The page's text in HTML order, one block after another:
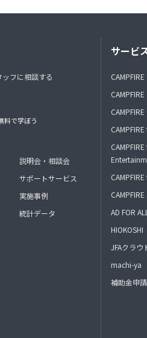
ッフに相談する
料で学ぼう
説明会・相談会
サポートサービス
実施事例
統計データ
サービ
CAMPFIRE
AD FOR ALL
HIOKOSHI
JFAクラウ
machi-ya
補助金申